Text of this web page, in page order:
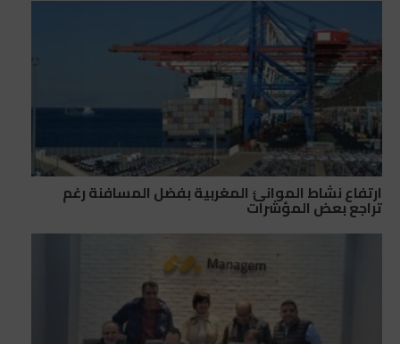
ارتفاع نشاط الموانئ المغربية بفضل المسافنة رغم
تراجع بعض المؤشرات